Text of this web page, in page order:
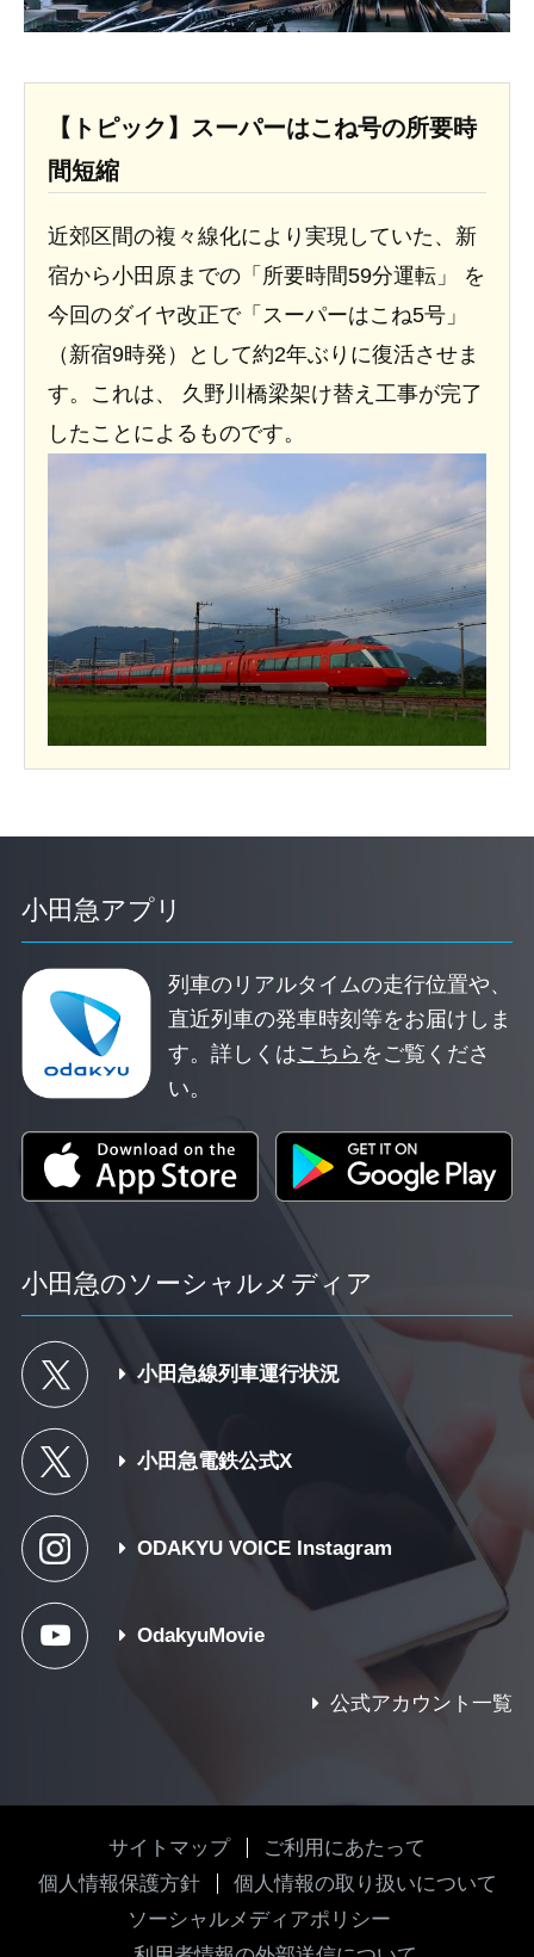
【トピック】スーパーはこね号の所要時
間短縮
近郊区間の複々線化により実現していた、新
宿から小田原までの「所要時間59分運転」 を
今回のダイヤ改正で「スーパーはこね5号」
（新宿9時発）として約2年ぶりに復活させま
す。これは、 久野川橋梁架け替え工事が完了
したことによるものです。
小田急アプリ
列車のリアルタイムの走行位置や、
直近列車の発車時刻等をお届けしま
す。詳しくはこちら をご覧くださ
い。
小田急のソーシャルメディア
小田急線列車運行状況
小田急電鉄公式X
ODAKYU VOICE Instagram
OdakyuMovie
公式アカウント一覧
サイトマップ
ご利用にあたって
個人情報保護方針
個人情報の取り扱いについて
ソーシャルメディアポリシー